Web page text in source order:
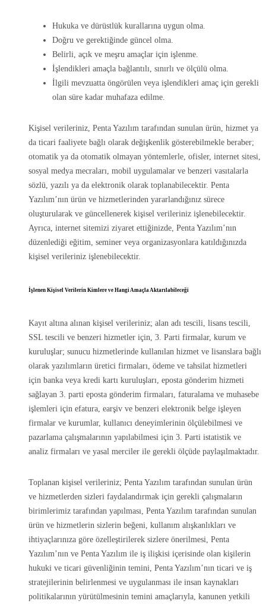
Hukuka ve dürüstlük kurallarına uygun olma.
Doğru ve gerektiğinde güncel olma.
Belirli, açık ve meşru amaçlar için işlenme.
İşlendikleri amaçla bağlantılı, sınırlı ve ölçülü olma.
İlgili mevzuatta öngörülen veya işlendikleri amaç için gerekli
olan süre kadar muhafaza edilme.
Kişisel verileriniz, Penta Yazılım tarafından sunulan ürün, hizmet ya
da ticari faaliyete bağlı olarak değişkenlik gösterebilmekle beraber;
otomatik ya da otomatik olmayan yöntemlerle, ofisler, internet sitesi,
sosyal medya mecraları, mobil uygulamalar ve benzeri vasıtalarla
sözlü, yazılı ya da elektronik olarak toplanabilecektir. Penta
Yazılım’nın ürün ve hizmetlerinden yararlandığınız sürece
oluşturularak ve güncellenerek kişisel verileriniz işlenebilecektir.
Ayrıca, internet sitemizi ziyaret ettiğinizde, Penta Yazılım’nın
düzenlediği eğitim, seminer veya organizasyonlara katıldığınızda
kişisel verileriniz işlenebilecektir.
İşlenen Kişisel Verilerin Kimlere ve Hangi Amaçla Aktarılabileceği
Kayıt altına alınan kişisel verileriniz; alan adı tescili, lisans tescili,
SSL tescili ve benzeri hizmetler için, 3. Parti firmalar, kurum ve
kuruluşlar; sunucu hizmetlerinde kullanılan hizmet ve lisanslara bağlı
olarak yazılımların üretici firmaları, ödeme ve tahsilat hizmetleri
için banka veya kredi kartı kuruluşları, eposta gönderim hizmeti
sağlayan 3. parti eposta gönderim firmaları, faturalama ve muhasebe
işlemleri için efatura, earşiv ve benzeri elektronik belge işleyen
firmalar ve kurumlar, kullanıcı deneyimlerinin ölçülebilmesi ve
pazarlama çalışmalarının yapılabilmesi için 3. Parti istatistik ve
analiz firmaları ve yasal merciler ile gerekli ölçüde paylaşılmaktadır.
Toplanan kişisel verileriniz; Penta Yazılım tarafından sunulan ürün
ve hizmetlerden sizleri faydalandırmak için gerekli çalışmaların
birimlerimiz tarafından yapılması, Penta Yazılım tarafından sunulan
ürün ve hizmetlerin sizlerin beğeni, kullanım alışkanlıkları ve
ihtiyaçlarınıza göre özelleştirilerek sizlere önerilmesi, Penta
Yazılım’nın ve Penta Yazılım ile iş ilişkisi içerisinde olan kişilerin
hukuki ve ticari güvenliğinin temini, Penta Yazılım’nın ticari ve iş
stratejilerinin belirlenmesi ve uygulanması ile insan kaynakları
politikalarının yürütülmesinin temini amaçlarıyla, kanunen yetkili